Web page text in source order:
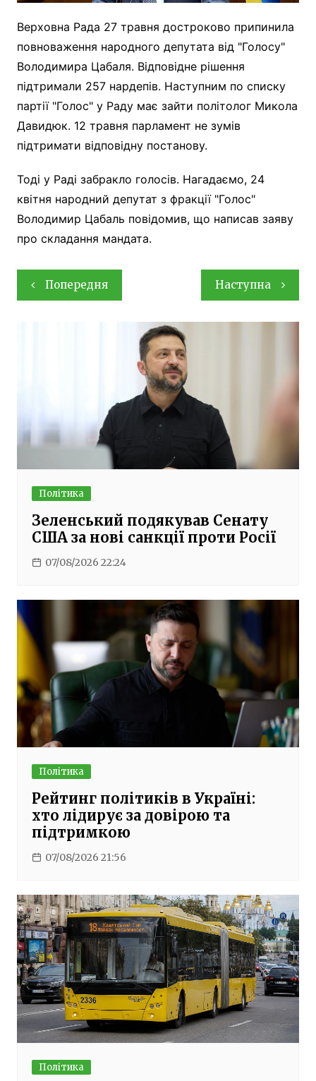
Верховна Рада 27 травня достроково припинила
повноваження народного депутата від "Голосу"
Володимира Цабаля. Відповідне рішення
підтримали 257 нардепів. Наступним по списку
партії "Голос" у Раду має зайти політолог Микола
Давидюк. 12 травня парламент не зумів
підтримати відповідну постанову.
Тоді у Раді забракло голосів. Нагадаємо, 24
квітня народний депутат з фракції "Голос"
Володимир Цабаль повідомив, що написав заяву
про складання мандата.
Навігація
записів
Попередня Наступна
Політика
Зеленський подякував Сенату
США за нові санкції проти Росії
07/08/2026 22:24
Політика
Рейтинг політиків в Україні:
хто лідирує за довірою та
підтримкою
07/08/2026 21:56
Політика